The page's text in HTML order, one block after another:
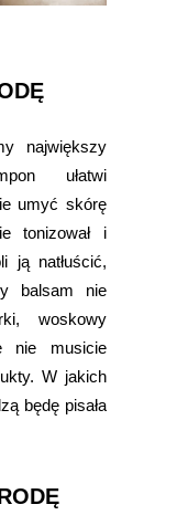
największy
ułatwi
umyć skórę
tonizował i
ją natłuścić,
balsam nie
woskowy
nie musicie
W jakich
będę pisała